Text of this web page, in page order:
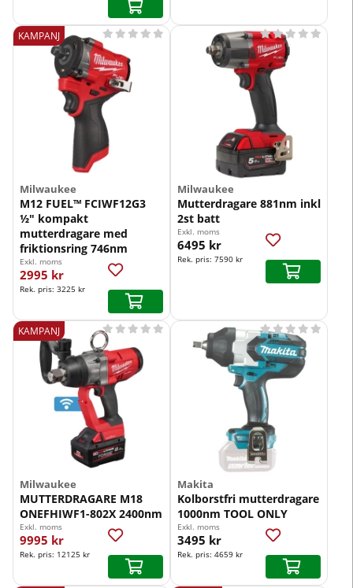
KAMPANJ
Milwaukee
M12 FUEL™ FCIWF12G3
½″ kompakt
mutterdragare med
friktionsring 746nm
    
Exkl. moms
2995 kr
Rek. pris: 3225 kr
Milwaukee
Mutterdragare 881nm inkl
2st batt
  
Exkl. moms
6495 kr
Rek. pris: 7590 kr
KAMPANJ
Milwaukee
MUTTERDRAGARE M18
ONEFHIWF1-802X 2400nm
    
Exkl. moms
9995 kr
Rek. pris: 12125 kr
Makita
Kolborstfri mutterdragare
1000nm TOOL ONLY
    
Exkl. moms
3495 kr
Rek. pris: 4659 kr